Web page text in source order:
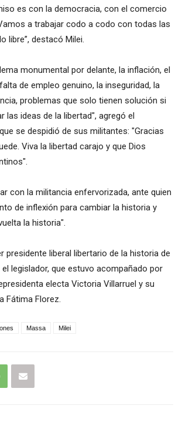
es con la democracia, con el comercio
a trabajar codo a codo con todas las
libre”, destacó Milei.
monumental por delante, la inflación, el
de empleo genuino, la inseguridad, la
problemas que solo tienen solución si
las ideas de la libertad", agregó el
se despidió de sus militantes: "Gracias
Viva la libertad carajo y que Dios
con la militancia enfervorizada, ante quien
de inflexión para cambiar la historia y
la historia".
presidente liberal libertario de la historia de
el legislador, que estuvo acompañado por
electa Victoria Villarruel y su
Fátima Florez.
Massa Milei